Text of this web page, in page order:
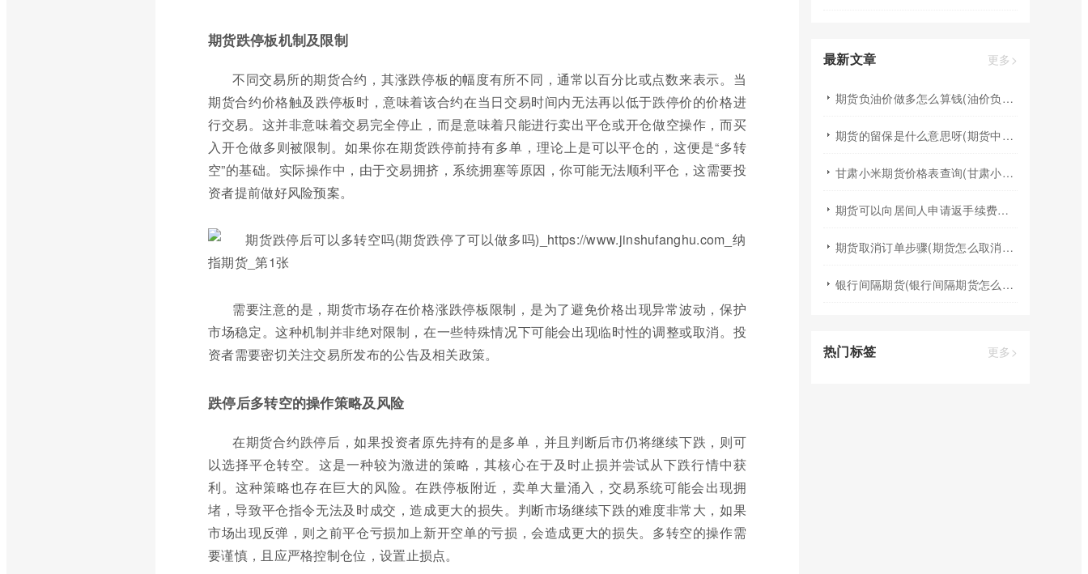
期货跌停板机制及限制
不同交易所的期货合约，其涨跌停板的幅度有所不同，通常以百分比或点数来表示。当
期货合约价格触及跌停板时，意味着该合约在当日交易时间内无法再以低于跌停价的价格进
行交易。这并非意味着交易完全停止，而是意味着只能进行卖出平仓或开仓做空操作，而买
入开仓做多则被限制。如果你在期货跌停前持有多单，理论上是可以平仓的，这便是“多转
空”的基础。实际操作中，由于交易拥挤，系统拥塞等原因，你可能无法顺利平仓，这需要投
资者提前做好风险预案。
需要注意的是，期货市场存在价格涨跌停板限制，是为了避免价格出现异常波动，保护
市场稳定。这种机制并非绝对限制，在一些特殊情况下可能会出现临时性的调整或取消。投
资者需要密切关注交易所发布的公告及相关政策。
跌停后多转空的操作策略及风险
在期货合约跌停后，如果投资者原先持有的是多单，并且判断后市仍将继续下跌，则可
以选择平仓转空。这是一种较为激进的策略，其核心在于及时止损并尝试从下跌行情中获
利。这种策略也存在巨大的风险。在跌停板附近，卖单大量涌入，交易系统可能会出现拥
堵，导致平仓指令无法及时成交，造成更大的损失。判断市场继续下跌的难度非常大，如果
市场出现反弹，则之前平仓亏损加上新开空单的亏损，会造成更大的损失。多转空的操作需
要谨慎，且应严格控制仓位，设置止损点。
最新文章 更多>
期货负油价做多怎么算钱(油价负数期货)
期货的留保是什么意思呀(期货中的提保是什么意思)
甘肃小米期货价格表查询(甘肃小米期货价格表查询最新)
期货可以向居间人申请返手续费吗(期货居间人可以调整手续费)
期货取消订单步骤(期货怎么取消订单啊)
银行间隔期货(银行间隔期货怎么交易)
热门标签 更多>